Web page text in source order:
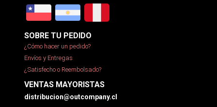
SOBRE TU PEDIDO
¿Cómo hacer un pedido?
Envíos y Entregas
¿Satisfecho o Reembolsado?
VENTAS MAYORISTAS
distribucion@outcompany.cl